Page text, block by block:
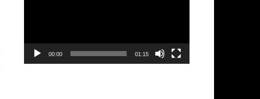
00:00 01:15